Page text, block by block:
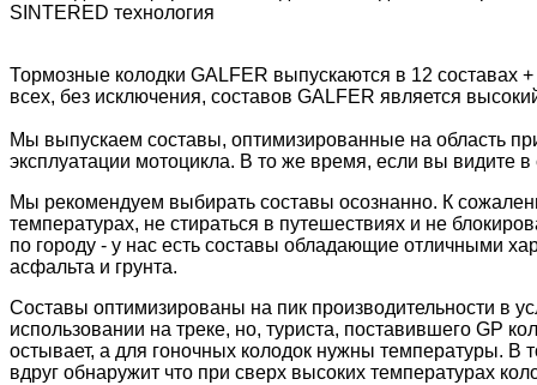
SINTERED технология
Тормозные колодки GALFER выпускаются в 12 составах
всех, без исключения, составов GALFER является
Мы выпускаем составы, оптимизированные на область
эксплуатации мотоцикла. В то же время, если вы видите
Мы рекомендуем выбирать составы осознанно. К
температурах, не стираться в путешествиях и не
по городу - у нас есть составы обладающие отличными
асфальта и грунта.
Составы оптимизированы на пик производительности в
использовании на треке, но, туриста, поставившего GP
остывает, а для гоночных колодок нужны температуры. В
вдруг обнаружит что при сверх высоких температурах